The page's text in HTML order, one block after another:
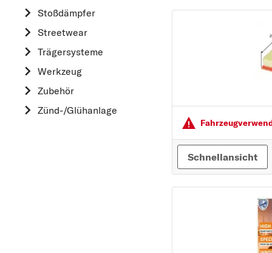
Stoßdämpfer
Streetwear
Trägersysteme
Werkzeug
Zubehör
Zünd-/Glühanlage
MINI
MITSUBISHI
N
NISSAN
Schnellansicht